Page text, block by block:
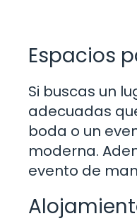
Espacios
Si buscas un
adecuadas
boda o un
moderna.
evento de